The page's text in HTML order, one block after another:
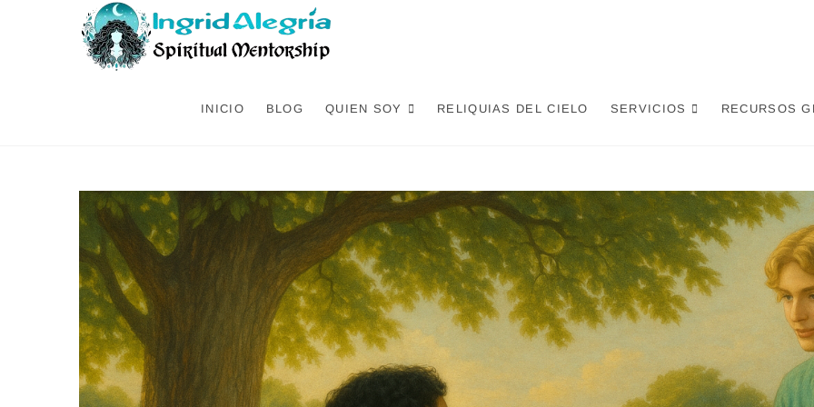
INICIO BLOG QUIEN SOY RELIQUIAS DEL CIELO SERVICIOS RECURSOS